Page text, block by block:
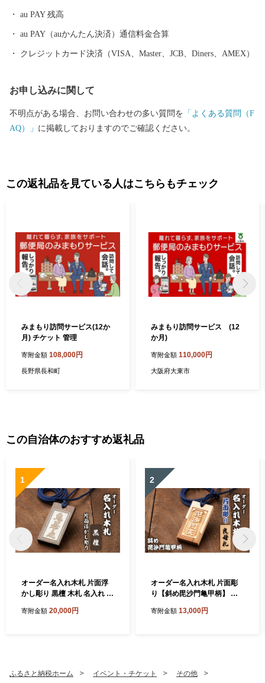
る品々などなど、多くの特産品に恵まれている町です。みなさま
には、そんな静岡県森町の選りすぐりのお礼の品を心を込めてお
au PAY 残高
au PAY（auかんたん決済）通信料金合算
クレジットカード決済（VISA、Master、JCB、Diners、AMEX）
お申し込みに関して
不明点がある場合、お問い合わせの多い質問を 「よくある質問（F
AQ）」 に掲載しておりますのでご確認ください。
この返礼品を見ている人はこちらもチェック
みまもり訪問サービス(12か
月) チケット 管理
寄附金額 108,000円
長野県長和町
みまもり訪問サービス (12
か月)
寄附金額 110,000円
大阪府大東市
この自治体のおすすめ返礼品
1
オーダー名入れ木札 片面浮
かし彫り 黒檀 木札 名入れ 静
寄附金額 20,000円
2
オーダー名入れ木札 片面彫
り【斜め毘沙門亀甲柄】 良
寄附金額 13,000円
ふるさと納税ホーム イベント・チケット その他